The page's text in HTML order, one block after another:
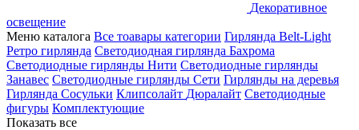
Декоративное
освещение
Меню каталога Все тоавары категории Гирлянда Belt-Light
Ретро гирлянда Светодиодная гирлянда Бахрома
Светодиодные гирлянды Нити Светодиодные гирлянды
Занавес Светодиодные гирлянды Сети Гирлянды на деревья
Гирлянда Сосульки Клипсолайт Дюралайт Светодиодные
фигуры Комплектующие
Показать все